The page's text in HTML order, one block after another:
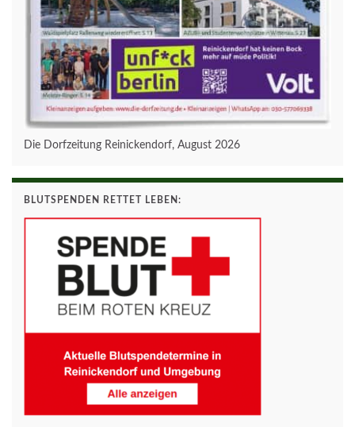
Die Dorfzeitung Reinickendorf, August 2026
BLUTSPENDEN RETTET LEBEN: